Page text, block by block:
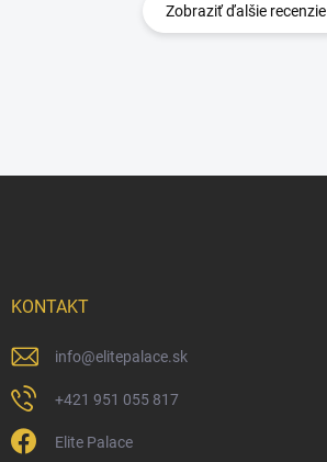
Zobraziť ďalšie recenzie
KONTAKT
info@elitepalace.sk
+421 951 055 817
Elite Palace